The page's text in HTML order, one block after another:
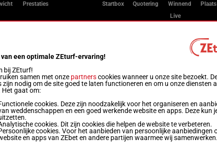
Prestaties Startbox Quotering Winnend
Plaats
Live
4p 1p 2p 6p 6p
kg 4p 4p 1p 3p 3p
2p 2p 2p 1p 4p 4
een optimale ZEturf-ervaring!
bij ZEturf!
samen met onze partnerscookies wanneer u onze site bezoekt.
zijn nodig om de site goed te laten functioneren en om u onze diensten
Het gaat om:
cookies. Deze zijn noodzakelijk voor het organiseren en
weddenschappen en een goed werkende website en apps. Deze kun
cookies. Dit zijn cookies die helpen de website te verbeteren.
cookies. Voor het aanbieden van persoonlijke aanbiedingen
en apps van ZEbet en andere partijen waarmee wij